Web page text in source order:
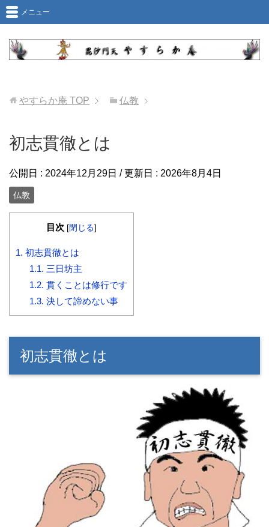
メニュー
やすらか庵 TOP 仏教
初志貫徹とは
公開日 : 2024年12月29日 / 更新日 : 2026年8月4日
仏教
目次 [閉じる]
1. 初志貫徹とは
1.1. 三日坊主
1.2. 貫くことは修行です
1.3. 決して諦めない事
初志貫徹とは